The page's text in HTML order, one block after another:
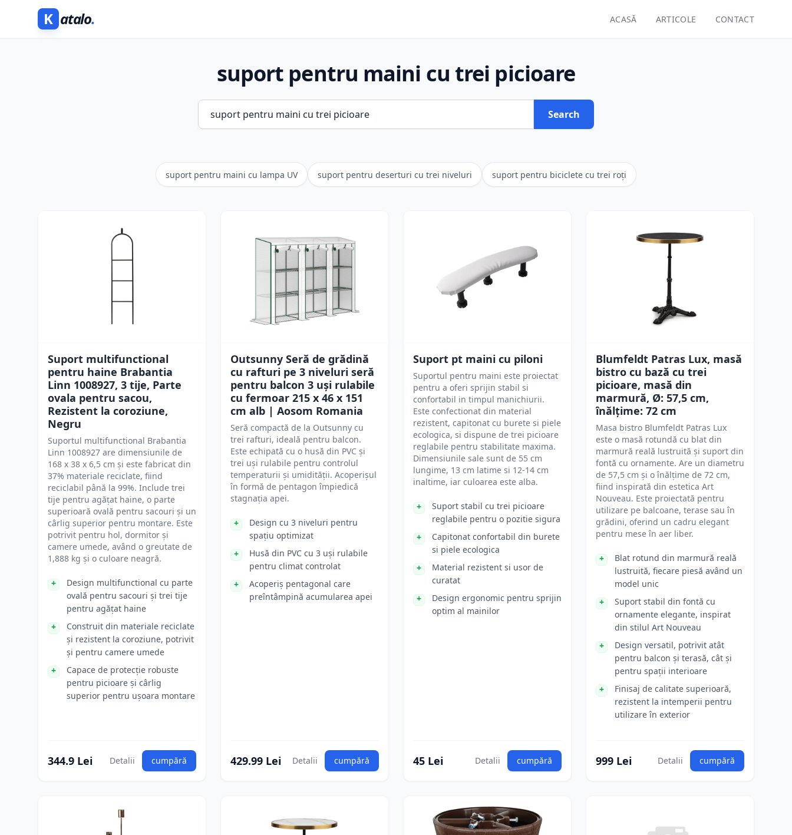
K atalo. ACASĂ ARTICOLE CONTACT
suport pentru maini cu trei picioare
Search
suport pentru maini cu lampa UV suport pentru deserturi cu trei niveluri suport pentru biciclete cu trei roți
Suport multifunctional
pentru haine Brabantia
Linn 1008927, 3 tije, Parte
ovala pentru sacou,
Rezistent la coroziune,
Negru
Suportul multifunctional Brabantia
Linn 1008927 are dimensiunile de
168 x 38 x 6,5 cm și este fabricat din
37% materiale reciclate, fiind
reciclabil până la 99%. Include trei
tije pentru agățat haine, o parte
superioară ovală pentru sacouri și un
cârlig superior pentru montare. Este
potrivit pentru hol, dormitor și
camere umede, având o greutate de
1,888 kg și o culoare neagră.
Design multifunctional cu parte
ovală pentru sacouri și trei tije
pentru agățat haine
Construit din materiale reciclate
și rezistent la coroziune, potrivit
și pentru camere umede
Capace de protecție robuste
pentru picioare și cârlig
superior pentru ușoara montare
344.9 Lei Detalii cumpără
Outsunny Seră de grădină
cu rafturi pe 3 niveluri seră
pentru balcon 3 uși rulabile
cu fermoar 215 x 46 x 151
cm alb | Aosom Romania
Seră compactă de la Outsunny cu
trei rafturi, ideală pentru balcon.
Este echipată cu o husă din PVC și
trei uși rulabile pentru controlul
temperaturii și umidității. Acoperișul
în formă de pentagon împiedică
stagnația apei.
Design cu 3 niveluri pentru
spațiu optimizat
Husă din PVC cu 3 uși rulabile
pentru climat controlat
Acoperiș pentagonal care
preîntâmpină acumularea apei
429.99 Lei Detalii cumpără
Suport pt maini cu piloni
Suportul pentru maini este proiectat
pentru a oferi sprijin stabil si
confortabil in timpul manichiurii.
Este confectionat din material
rezistent, capitonat cu burete si piele
ecologica, si dispune de trei picioare
reglabile pentru stabilitate maxima.
Dimensiunile sale sunt de 55 cm
lungime, 13 cm latime si 12-14 cm
inaltime, iar culoarea este alba.
Suport stabil cu trei picioare
reglabile pentru o pozitie sigura
Capitonat confortabil din burete
si piele ecologica
Material rezistent si usor de
curatat
Design ergonomic pentru sprijin
optim al mainilor
45 Lei Detalii cumpără
Blumfeldt Patras Lux, masă
bistro cu bază cu trei
picioare, masă din
marmură, Ø: 57,5 ​​cm,
înălțime: 72 cm
Masa bistro Blumfeldt Patras Lux
este o masă rotundă cu blat din
marmură reală lustruită și suport din
fontă cu ornamente. Are un diametru
de 57,5 cm și o înălțime de 72 cm,
fiind inspirată din estetica Art
Nouveau. Este proiectată pentru
utilizare pe balcoane, terase sau în
grădini, oferind un cadru elegant
pentru mese în aer liber.
Blat rotund din marmură reală
lustruită, fiecare piesă având un
model unic
Suport stabil din fontă cu
ornamente elegante, inspirat
din stilul Art Nouveau
Design versatil, potrivit atât
pentru balcon și terasă, cât și
pentru spații interioare
Finisaj de calitate superioară,
rezistent la intemperii pentru
utilizare în exterior
999 Lei Detalii cumpără